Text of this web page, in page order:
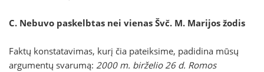
C. Nebuvo paskelbtas nei vienas Švč. M. Marijos žodis
Faktų konstatavimas, kurį čia pateiksime, padidina mūsų
argumentų svarumą: 2000 m. birželio 26 d. Romos